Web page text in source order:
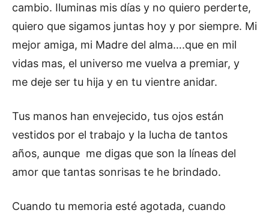
cambio. Iluminas mis días y no quiero perderte,
quiero que sigamos juntas hoy y por siempre. Mi
mejor amiga, mi Madre del alma….que en mil
vidas mas, el universo me vuelva a premiar, y
me deje ser tu hija y en tu vientre anidar.
Tus manos han envejecido, tus ojos están
vestidos por el trabajo y la lucha de tantos
años, aunque me digas que son la líneas del
amor que tantas sonrisas te he brindado.
Cuando tu memoria esté agotada, cuando